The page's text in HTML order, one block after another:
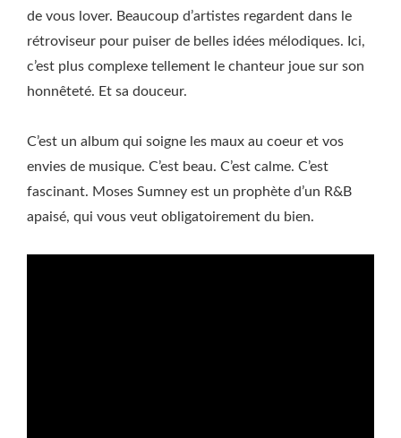
de vous lover. Beaucoup d’artistes regardent dans le
rétroviseur pour puiser de belles idées mélodiques. Ici,
c’est plus complexe tellement le chanteur joue sur son
honnêteté. Et sa douceur.
C’est un album qui soigne les maux au coeur et vos
envies de musique. C’est beau. C’est calme. C’est
fascinant. Moses Sumney est un prophète d’un R&B
apaisé, qui vous veut obligatoirement du bien.